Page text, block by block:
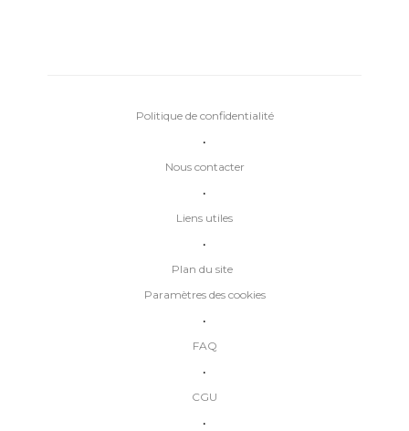
Plan du site
•
Liens utiles
•
Nous contacter
•
Politique de confidentialité
•
CGU
•
FAQ
•
Paramètres des cookies